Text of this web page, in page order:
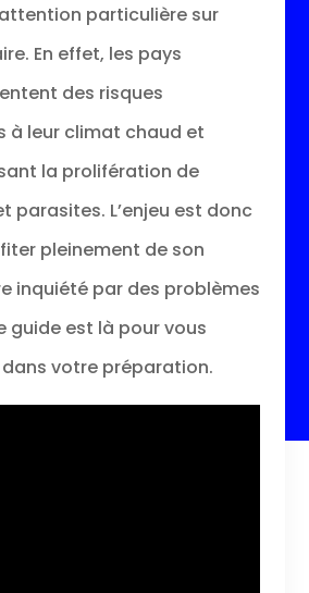
particulière sur
En effet, les pays
des risques
à leur climat chaud et
la prolifération de
parasites. L’enjeu est donc
pleinement de son
inquiété par des problèmes
guide est là pour vous
votre préparation.